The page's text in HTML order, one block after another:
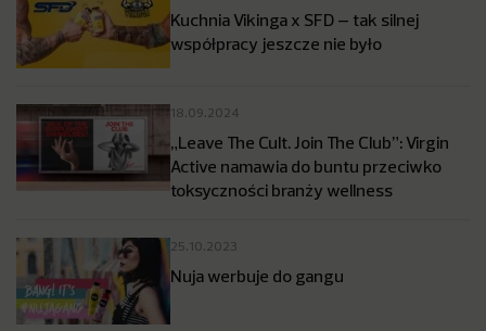
Kuchnia Vikinga x SFD – tak silnej
współpracy jeszcze nie było
18.09.2024
„Leave The Cult. Join The Club”: Virgin
Active namawia do buntu przeciwko
toksyczności branży wellness
25.10.2023
Nuja werbuje do gangu